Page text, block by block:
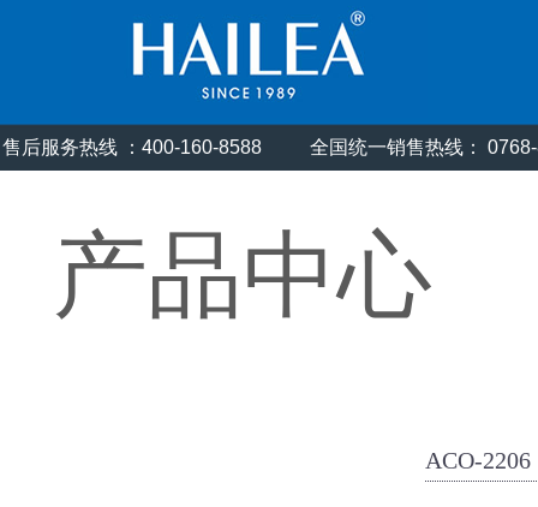
产品中心
ACO-2206
售后服务热线 ：400-160-8588 全国统一销售热线：